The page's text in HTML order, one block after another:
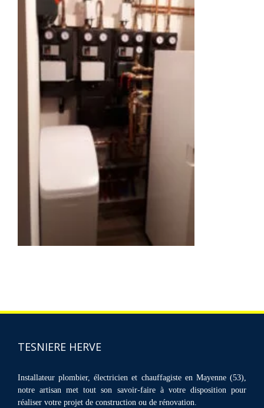
TESNIERE HERVE
Installateur plombier, électricien et chauffagiste en Mayenne (53),
notre artisan met tout son savoir-faire à votre disposition pour
réaliser votre projet de construction ou de rénovation.